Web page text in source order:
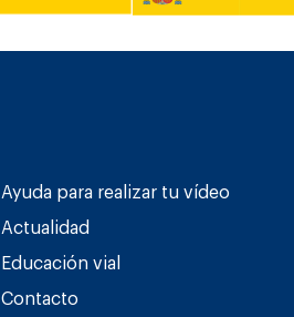
Ayuda para realizar tu vídeo
Actualidad
Educación vial
Contacto